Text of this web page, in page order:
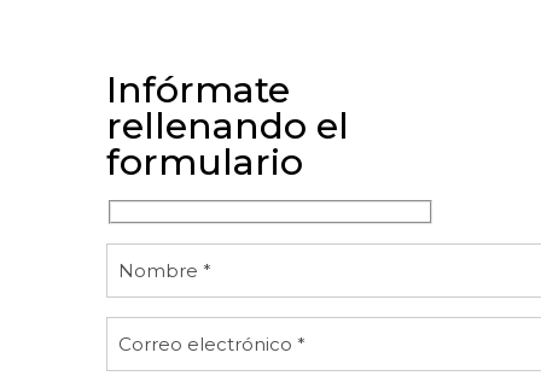
Infórmate
rellenando el
formulario